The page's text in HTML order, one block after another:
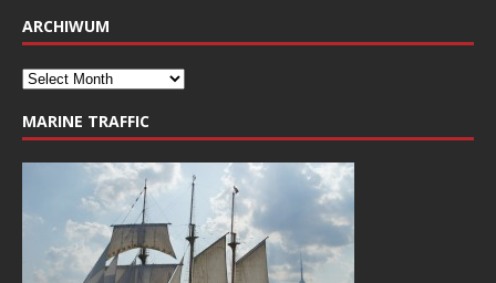
ARCHIWUM
MARINE TRAFFIC